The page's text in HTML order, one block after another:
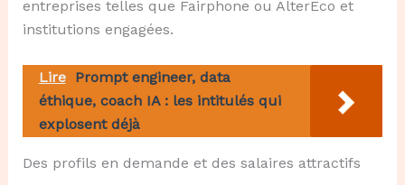
entreprises telles que Fairphone ou AlterEco et
institutions engagées.
Lire Prompt engineer, data
éthique, coach IA : les intitulés qui
explosent déjà
Des profils en demande et des salaires attractifs